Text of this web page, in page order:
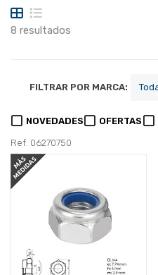
8 resultados
FILTRAR POR MARCA:
NOVEDADES OFERTAS
Ref: 06270750